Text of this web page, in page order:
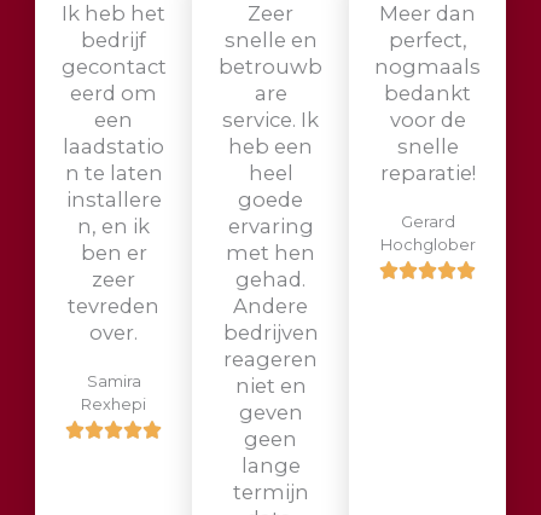
Ik heb het
bedrijf
gecontact
eerd om
een
laadstatio
n te laten
installere
n, en ik
ben er
zeer
tevreden
over.
Samira
Rexhepi
Zeer
snelle en
betrouwb
are
service. Ik
heb een
heel
goede
ervaring
met hen
gehad.
Andere
bedrijven
reageren
niet en
geven
geen
lange
termijn
Meer dan
perfect,
nogmaals
bedankt
voor de
snelle
reparatie!
Gerard
Hochglober